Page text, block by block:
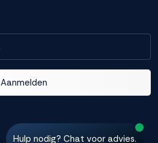
Hulp nodig? Chat voor advies.
Aanmelden